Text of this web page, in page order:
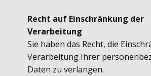
Recht auf Einschränkung der
Verarbeitung
Sie haben das Recht, die
Verarbeitung Ihrer
Daten zu verlangen.